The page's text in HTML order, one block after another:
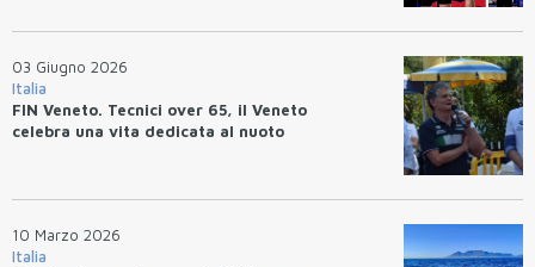
03 Giugno 2026
Italia
FIN Veneto. Tecnici over 65, il Veneto
celebra una vita dedicata al nuoto
10 Marzo 2026
Italia